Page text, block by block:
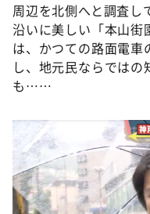
周辺を北側へと調査し
沿いに美しい「本山街
は、かつての路面電車
し、地元民ならでは
も……